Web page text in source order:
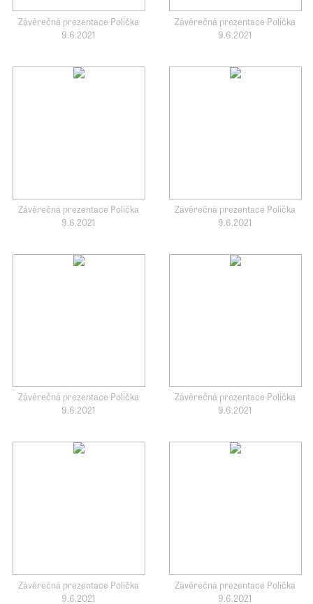
Závěrečná prezentace Polička
9.6.2021
Závěrečná prezentace Polička
9.6.2021
Závěrečná prezentace Polička
9.6.2021
Závěrečná prezentace Polička
9.6.2021
Závěrečná prezentace Polička
9.6.2021
Závěrečná prezentace Polička
9.6.2021
Závěrečná prezentace Polička
9.6.2021
Závěrečná prezentace Polička
9.6.2021